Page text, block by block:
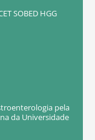
SOBED HGG
pela
da Universidade